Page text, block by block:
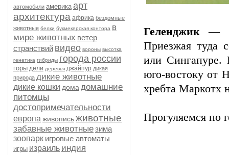
автомобили америка арт
архитектура африка бездомные
животные белки букмекерская контора в
мире животных ветер
странствий видео вороны высотка
генетика гибриды города россии
горы дели деревья джайпур дикая
природа дикие животные
дикие кошки дома домашние
питомцы
достопримечательности
европа живописьживотные
забавные животныезима
зоопарк игровые автоматы
игры израиль индия
Геленджик —
Приезжая туда
или Сингапуре.
юго-востоку от
хребта Маркотх
Прогуляемся по